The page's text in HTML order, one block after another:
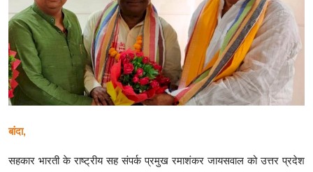
मनोरंजन
गैलरी
बांदा,
सहकार भारती के राष्ट्रीय सह संपर्क प्रमुख रमाशंकर जायसवाल को उत्तर प्रदेश